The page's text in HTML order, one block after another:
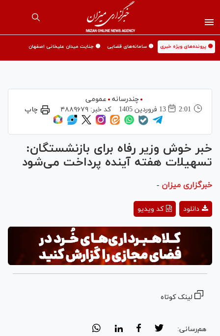
🟡 پرونده‌های ویژه خبری 🟡 سامانه‌های قضایی 🟡 جنایت میدان علیخانی اصفهان
چندرسانه
عمومی
2:01
13 فروردين 1405 کد خبر:۴۸۸۹۶۷۹ چاپ
خبر خوش وزیر رفاه برای بازنشستگان:
تسهیلات هفته آینده پرداخت می‌شود
خبرگزاری میزان -
Play
Video
کد ویدیو دانلود
لینک کوتاه
هم‌رسانی: